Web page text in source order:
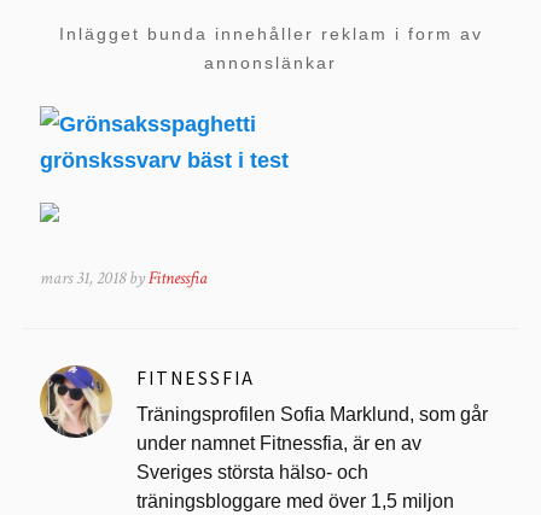
Inlägget bunda innehåller reklam i form av
annonslänkar
mars 31, 2018 byFitnessfia
FITNESSFIA
Träningsprofilen Sofia Marklund, som går
under namnet Fitnessfia, är en av
Sveriges största hälso- och
träningsbloggare med över 1,5 miljon